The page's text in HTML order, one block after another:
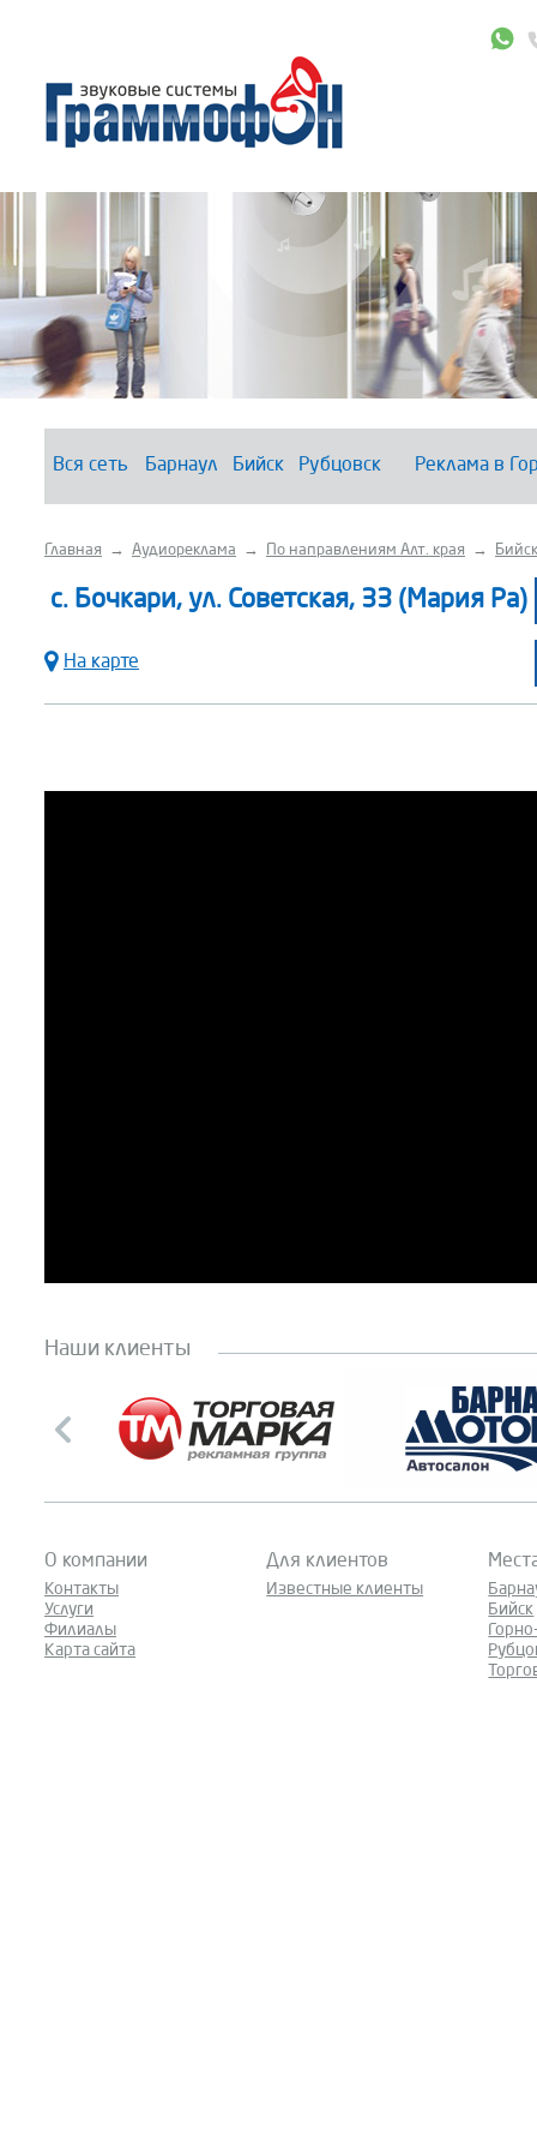
Вся сеть Барнаул Бийск Рубцовск Реклама в
Главная → Аудиореклама → По направлениям Алт. края →
с. Бочкари, ул. Советская, 33 (Мария Ра)
На карте
Наши клиенты
О компании
Контакты
Услуги
Филиалы
Карта сайта
Для клиентов
Известные клиенты
Бийск